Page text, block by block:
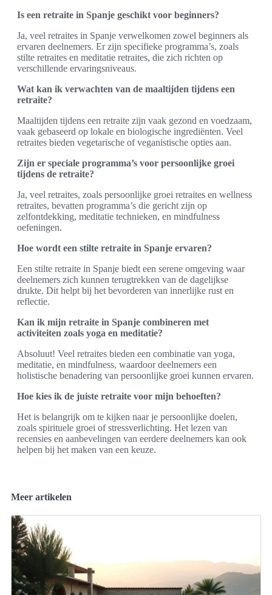
Is een retraite in Spanje geschikt voor beginners?
Ja, veel retraites in Spanje verwelkomen zowel beginners als
ervaren deelnemers. Er zijn specifieke programma’s, zoals
stilte retraites en meditatie retraites, die zich richten op
verschillende ervaringsniveaus.
Wat kan ik verwachten van de maaltijden tijdens een
retraite?
Maaltijden tijdens een retraite zijn vaak gezond en voedzaam,
vaak gebaseerd op lokale en biologische ingrediënten. Veel
retraites bieden vegetarische of veganistische opties aan.
Zijn er speciale programma’s voor persoonlijke groei
tijdens de retraite?
Ja, veel retraites, zoals persoonlijke groei retraites en wellness
retraites, bevatten programma’s die gericht zijn op
zelfontdekking, meditatie technieken, en mindfulness
oefeningen.
Hoe wordt een stilte retraite in Spanje ervaren?
Een stilte retraite in Spanje biedt een serene omgeving waar
deelnemers zich kunnen terugtrekken van de dagelijkse
drukte. Dit helpt bij het bevorderen van innerlijke rust en
reflectie.
Kan ik mijn retraite in Spanje combineren met
activiteiten zoals yoga en meditatie?
Absoluut! Veel retraites bieden een combinatie van yoga,
meditatie, en mindfulness, waardoor deelnemers een
holistische benadering van persoonlijke groei kunnen ervaren.
Hoe kies ik de juiste retraite voor mijn behoeften?
Het is belangrijk om te kijken naar je persoonlijke doelen,
zoals spirituele groei of stressverlichting. Het lezen van
recensies en aanbevelingen van eerdere deelnemers kan ook
helpen bij het maken van een keuze.
Meer artikelen